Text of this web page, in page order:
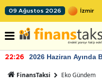
09 Ağustos 2026
22:26 2026 Haziran Ayında
FinansTaksi Eko Gündem